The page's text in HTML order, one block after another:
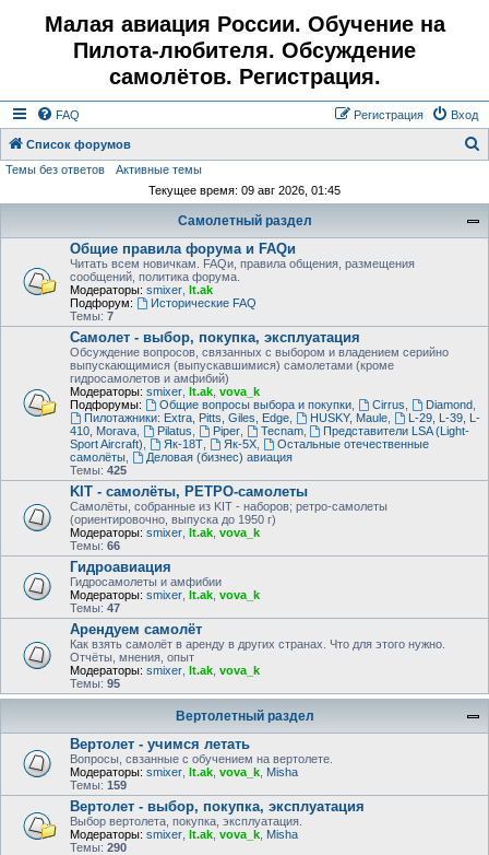
Малая авиация России. Обучение на
Пилота-любителя. Обсуждение
самолётов. Регистрация.
FAQ Вход
Регистрация
Список форумов
Темы без ответов
Активные темы
Текущее время: 09 авг 2026, 01:45
Самолетный раздел
Общие правила форума и FAQи
Читать всем новичкам. FAQи, правила общения, размещения
сообщений, политика форума.
Модераторы: smixer lt.ak
Подфорум:
Исторические FAQ
Темы: 7
Самолет - выбор, покупка, эксплуатация
Обсуждение вопросов, связанных с выбором и владением серийно
выпускающимися (выпускавшимися) самолетами (кроме
гидросамолетов и амфибий)
Модераторы: smixer lt.ak vova_k
Подфорумы:
Общие вопросы выбора и покупки, Cirrus Diamond,
Пилотажники: Extra, Pitts, Giles, Edge, HUSKY, Maule,
L-29, L-39, L-
410, Morava
Pilatus Piper, Tecnam,
Представители LSA (Light-
Sport Aircraft)
Як-18Т, Як-5Х,
Остальные отечественные
самолёты
Деловая (бизнес) авиация
Темы: 425
KIT - самолёты, РЕТРО-самолеты
Самолёты, собранные из KIT - наборов; ретро-самолеты
(ориентировочно, выпуска до 1950 г)
Модераторы: smixer lt.ak vova_k
Темы: 66
Гидроавиация
Гидросамолеты и амфибии
Модераторы: smixer lt.ak vova_k
Темы: 47
Арендуем самолёт
Как взять самолёт в аренду в других странах. Что для этого нужно.
Отчёты, мнения, опыт
Модераторы: smixer lt.ak vova_k
Темы: 95
Вертолетный раздел
Вертолет - учимся летать
Вопросы, свзанные с обучением на вертолете.
Модераторы: smixer lt.ak vova_k Misha
Темы: 159
Вертолет - выбор, покупка, эксплуатация
Выбор вертолета, покупка, эксплуатация.
Модераторы: smixer lt.ak vova_k Misha
Темы: 290